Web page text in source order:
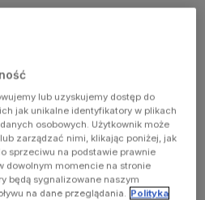
lub uzyskujemy dostęp do
jak unikalne identyfikatory w plikach
osobowych. Użytkownik może
zarządzać nimi, klikając poniżej, jak
sprzeciwu na podstawie prawnie
dowolnym momencie na stronie
będą sygnalizowane naszym
na dane przeglądania. Polityka